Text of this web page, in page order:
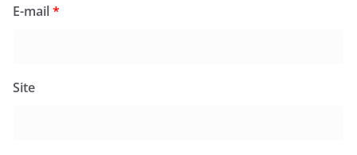
E-mail*
Site